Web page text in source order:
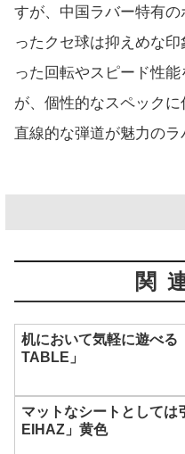
すが、中国ラバー特有
ったクセ球は抑えめな
った回転やスピード性
が、個性的なスペック
直線的な弾道が魅力の
関
机において気軽に遊べ
TABLE」
マットなシートとして
EIHAZ」黄色